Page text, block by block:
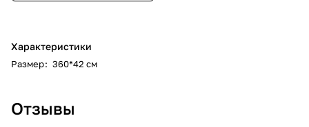
Характеристики
Размер: 360*42 см
Отзывы